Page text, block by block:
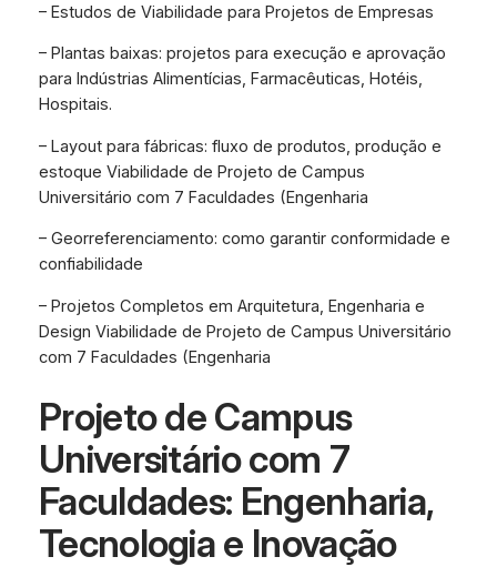
– Estudos de Viabilidade para Projetos de Empresas
– Plantas baixas: projetos para execução e aprovação
para Indústrias Alimentícias, Farmacêuticas, Hotéis,
Hospitais.
– Layout para fábricas: fluxo de produtos, produção e
estoque Viabilidade de Projeto de Campus
Universitário com 7 Faculdades (Engenharia
– Georreferenciamento: como garantir conformidade e
confiabilidade
– Projetos Completos em Arquitetura, Engenharia e
Design Viabilidade de Projeto de Campus Universitário
com 7 Faculdades (Engenharia
Projeto de Campus
Universitário com 7
Faculdades: Engenharia,
Tecnologia e Inovação